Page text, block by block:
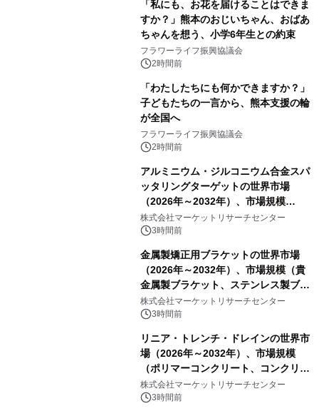
「私にも、お花を届けることはできま
すか？」熊本のおじいちゃん、おばあ
ちゃんを想う、小学6年生との約束
フラワーライフ振興協議会
2時間前
「わたしたちにも何かできますか？」
子どもたちの一言から、熊本支援の輪
が全国へ
フラワーライフ振興協議会
2時間前
アルミニウム・ジルコニウム合金スパ
ッタリングターゲットの世界市場
（2026年～2032年）、市場規模
（0.995、0.999、その他）・分析レポ
ートを発表
株式会社マーケットリサーチセンター
3時間前
金属製矯正用ブラケットの世界市場
（2026年～2032年）、市場規模（貴
金属製ブラケット、ステンレス製ブラ
ケット、純チタン製ブラケット）・分
析レポートを発表
株式会社マーケットリサーチセンター
3時間前
リニア・トレンチ・ドレインの世界市
場（2026年～2032年）、市場規模
（ポリマーコンクリート、コンクリー
ト、プラスチック、金属）・分析レポ
ートを発表
株式会社マーケットリサーチセンター
3時間前